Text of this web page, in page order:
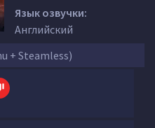
Язык озвучки:
Английский
+ Steamless)